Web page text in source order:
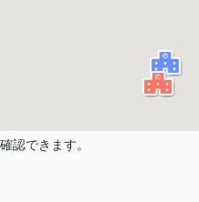
認できます。